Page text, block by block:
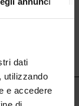
dati
utilizzando
e accedere